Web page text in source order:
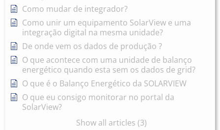
Como mudar de integrador?
Como unir um equipamento SolarView e uma
integração digital na mesma unidade?
De onde vem os dados de produção ?
O que acontece com uma unidade de balanço
energético quando esta sem os dados de grid?
O que é o Balanço Energético da SOLARVIEW
O que eu consigo monitorar no portal da
SolarView?
Show all articles (3)